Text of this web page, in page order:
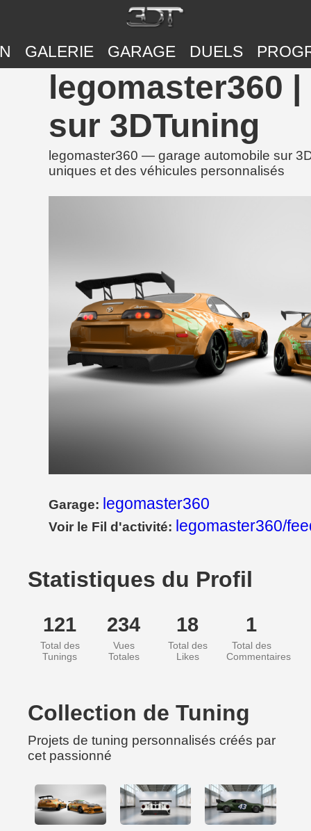
GALERIE GARAGE DUELS
legomaster360
sur 3DTuning
legomaster360 — garage automobile sur
uniques et des véhicules personnalisés
Garage: legomaster360
Voir le Fil d'activité: legomaster360/
Statistiques du Profil
121
Total des
Tunings
234
Vues
Totales
18
Total des
Likes
1
Total des
Commentaires
Collection de Tuning
Projets de tuning personnalisés créés par
cet passionné